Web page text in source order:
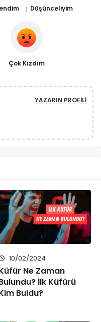
Düşünceliyim
1
Çok Kızdım
YAZARIN PROFILI
10/02/2024
Ne Zaman
İlk Küfürü
Buldu?